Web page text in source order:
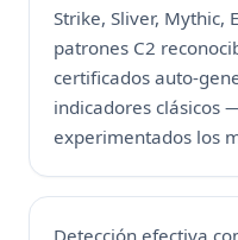
Strike, Sliver, Mythic,
patrones C2
certificados auto-
indicadores clásicos
experimentados los
Detección efectiva